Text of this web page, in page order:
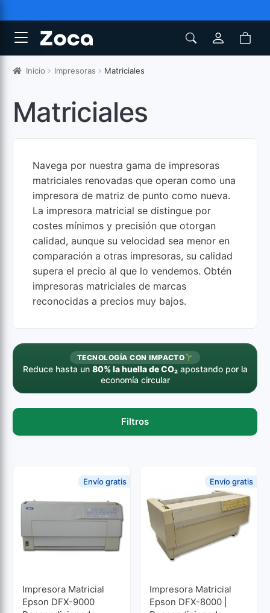
Inicio Impresoras Matriciales
Matriciales
Navega por nuestra gama de impresoras
matriciales renovadas que operan como una
impresora de matriz de punto como nueva.
La impresora matricial se distingue por
costes mínimos y precisión que otorgan
calidad, aunque su velocidad sea menor en
comparación a otras impresoras, su calidad
supera el precio al que lo vendemos. Obtén
impresoras matriciales de marcas
reconocidas a precios muy bajos.
TECNOLOGÍA CON IMPACTO
Reduce hasta un 80% la huella de CO₂apostando por la
economía circular
Filtros
Impresora Matricial
Epson DFX-9000
Envío gratis
Impresora Matricial
Epson DFX-8000 |
Envío gratis